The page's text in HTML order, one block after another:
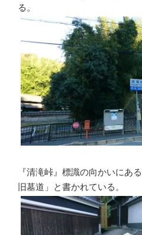
る。
『清滝峠』標識の向かいにあ
旧墓道」と書かれている。